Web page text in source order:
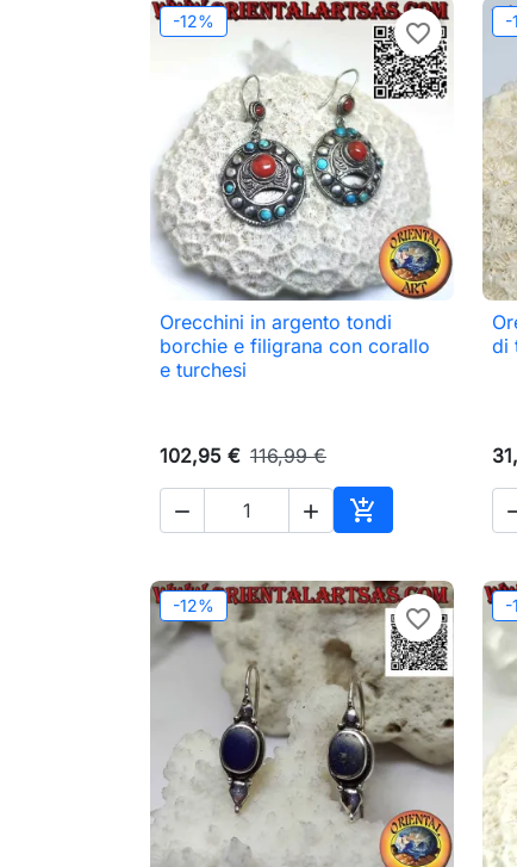
-12% favorite_border
 Anteprima
Orecchini in argento tondi
borchie e filigrana con corallo
e turchesi
102,95 € 116,99 €
  
Aggiungi al
-
di
-12% favorite_border -